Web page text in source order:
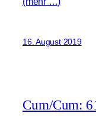
16. August 2019
Cum/Cum: